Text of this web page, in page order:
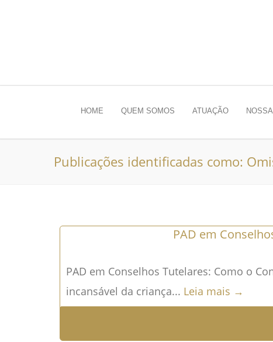
HOME QUEM SOMOS ATUAÇÃO
Publicações identificadas como:
PAD em
PAD em Conselhos Tutelares: Como o
incansável da criança... Leia mais →